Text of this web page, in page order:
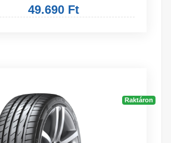
49.690 Ft
Raktáron